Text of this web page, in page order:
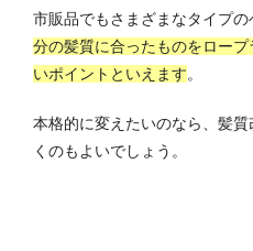
市販品でもさまざまなタイプの
分の髪質に合ったものをロー
いポイントといえます。
本格的に変えたいのなら、髪
くのもよいでしょう。